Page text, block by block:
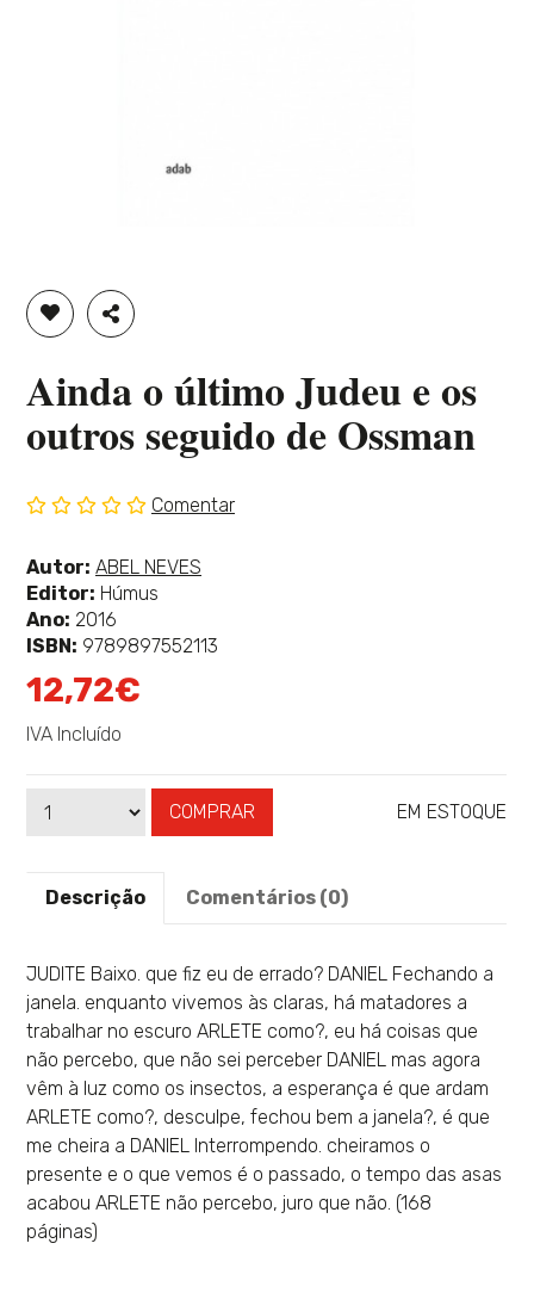
ADICIONAR À LISTA DE DESEJOS
PARTILHAR
Ainda o último Judeu e os
outros seguido de Ossman
classificação
Comentar
Autor: Ver
mais
sobre
ABEL NEVES
Editor: Húmus
Ano: 2016
ISBN: 9789897552113
12,72€
IVA Incluído
Qtd COMPRAR
Disponibilidade: EM ESTOQUE
Descrição Comentários (0)
JUDITE Baixo. que fiz eu de errado? DANIEL Fechando a
janela. enquanto vivemos às claras, há matadores a
trabalhar no escuro ARLETE como?, eu há coisas que
não percebo, que não sei perceber DANIEL mas agora
vêm à luz como os insectos, a esperança é que ardam
ARLETE como?, desculpe, fechou bem a janela?, é que
me cheira a DANIEL Interrompendo. cheiramos o
presente e o que vemos é o passado, o tempo das asas
acabou ARLETE não percebo, juro que não. (168
páginas)